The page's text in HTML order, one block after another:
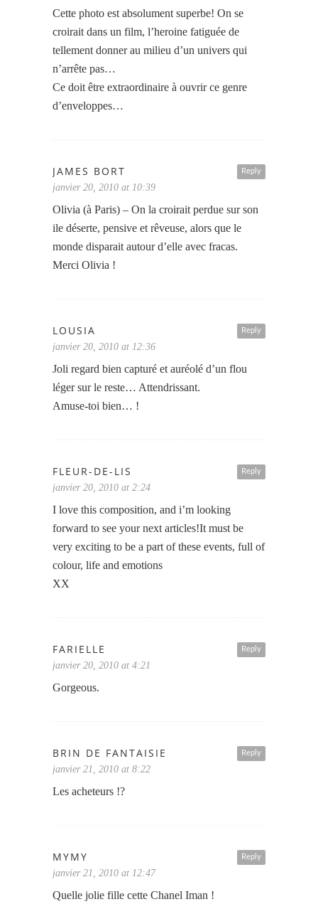
Cette photo est absolument superbe! On se
croirait dans un film, l’heroine fatiguée de
tellement donner au milieu d’un univers qui
n’arrête pas…
Ce doit être extraordinaire à ouvrir ce genre
d’enveloppes…
Reply
JAMES BORT
janvier 20, 2010 at 10:39
Olivia (à Paris) – On la croirait perdue sur son
ile déserte, pensive et rêveuse, alors que le
monde disparait autour d’elle avec fracas.
Merci Olivia !
Reply
LOUSIA
janvier 20, 2010 at 12:36
Joli regard bien capturé et auréolé d’un flou
léger sur le reste… Attendrissant.
Amuse-toi bien… !
Reply
FLEUR-DE-LIS
janvier 20, 2010 at 2:24
I love this composition, and i’m looking
forward to see your next articles!It must be
very exciting to be a part of these events, full of
colour, life and emotions
XX
Reply
FARIELLE
janvier 20, 2010 at 4:21
Gorgeous.
Reply
BRIN DE FANTAISIE
janvier 21, 2010 at 8:22
Les acheteurs !?
Reply
MYMY
janvier 21, 2010 at 12:47
Quelle jolie fille cette Chanel Iman !